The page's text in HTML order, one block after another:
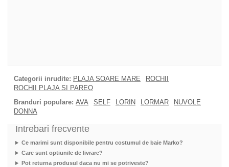
Categorii inrudite: PLAJA SOARE MARE
ROCHII
ROCHII PLAJA SI PAREO
Branduri populare: AVA SELF LORIN LORMAR
NUVOLE
DONNA
Intrebari frecvente
Ce marimi sunt disponibile pentru costumul de baie Marko?
Care sunt optiunile de livrare?
Pot returna produsul daca nu mi se potriveste?